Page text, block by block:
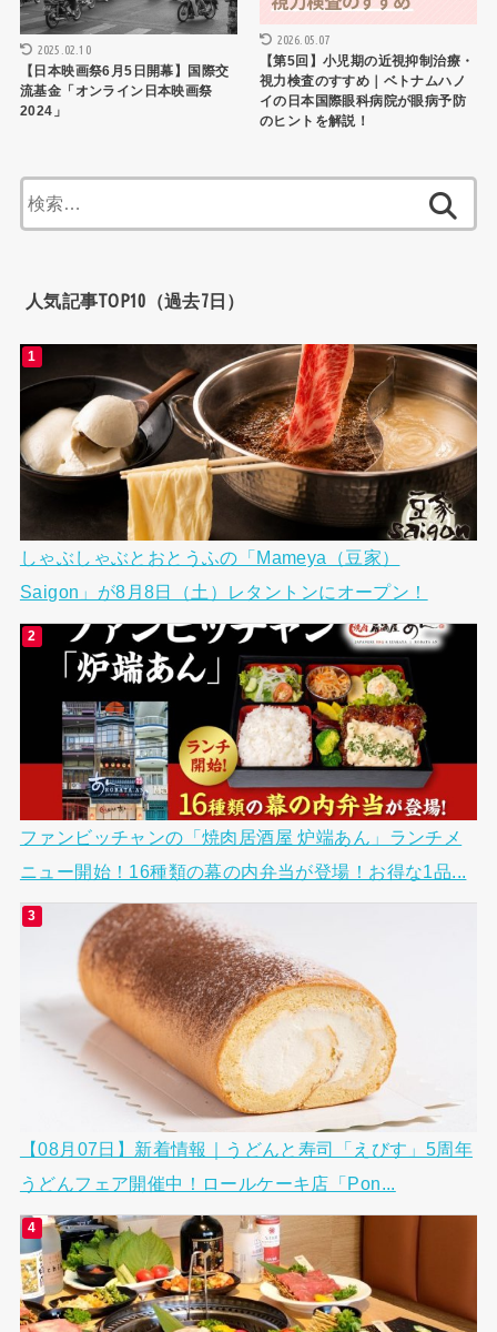
2025.02.10
【日本映画祭6月5日開幕】国際交
流基金「オンライン日本映画祭
2024」
2026.05.07
【第5回】小児期の近視抑制治療・
視力検査のすすめ｜ベトナムハノ
イの日本国際眼科病院が眼病予防
のヒントを解説！
索:
人気記事TOP10（過去7日）
しゃぶしゃぶとおとうふの「Mameya（豆家）
Saigon」が8月8日（土）レタントンにオープン！
ファンビッチャンの「焼肉居酒屋 炉端あん」ランチメ
ニュー開始！16種類の幕の内弁当が登場！お得な1品...
【08月07日】新着情報｜うどんと寿司「えびす」5周年
うどんフェア開催中！ロールケーキ店「Pon...